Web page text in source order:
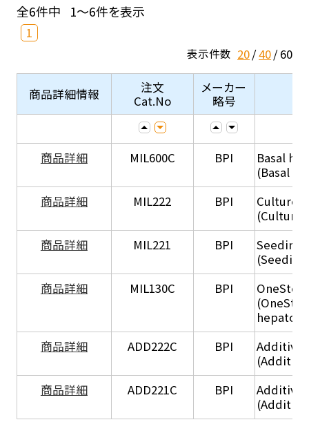
全6件中 1～6件を表示
1
表示件数 20 40 60
商品詳細情報
注文
Cat.No
メーカー
略号
商品詳細 MIL600C BPI
Basal
(Basal
商品詳細
MIL222 BPI
Culture
(Culture
商品詳細
MIL221 BPI
Seeding
商品詳細
MIL130C BPI
商品詳細
ADD222C BPI
商品詳細
ADD221C BPI